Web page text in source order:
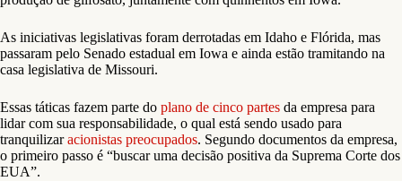
As iniciativas legislativas foram derrotadas em Idaho e Flórida, mas
passaram pelo Senado estadual em Iowa e ainda estão tramitando na
casa legislativa de Missouri.
Essas táticas fazem parte do plano de cinco partes da empresa para
lidar com sua responsabilidade, o qual está sendo usado para
tranquilizaracionistas preocupados. Segundo documentos da empresa,
o primeiro passo é “buscar uma decisão positiva da Suprema Corte dos
EUA”.